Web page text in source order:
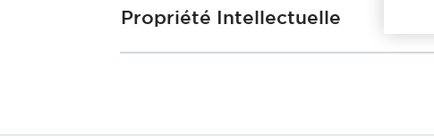
Propriété Intellectuelle